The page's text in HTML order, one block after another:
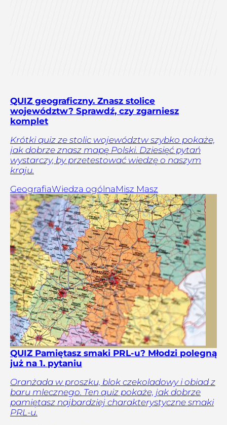
QUIZ geograficzny. Znasz stolice
województw? Sprawdź, czy zgarniesz
komplet
Krótki quiz ze stolic województw szybko pokaże,
jak dobrze znasz mapę Polski. Dziesięć pytań
wystarczy, by przetestować wiedzę o naszym
kraju.
GeografiaWiedza ogólnaMisz Masz
QUIZ Pamiętasz smaki PRL-u? Młodzi polegną
już na 1. pytaniu
Oranżada w proszku, blok czekoladowy i obiad z
baru mlecznego. Ten quiz pokaże, jak dobrze
pamiętasz najbardziej charakterystyczne smaki
PRL-u.